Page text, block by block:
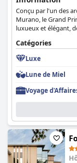
d'excellentes
Dans l'ensemble, le
exceptionnel
hébergement
équipements
recommandé pour
Conçu par l'un des
Murano, le Grand
luxueux et élégant,
le jardin de style
l'expérience culturelle
Catégories
Luxe
Lune de Miel
Voyage